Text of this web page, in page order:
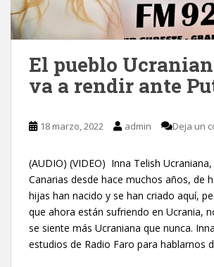
El pueblo
va a rendir ante
18 marzo, 2022 admin Deja un
(AUDIO) (VIDEO) Inna Telish
Canarias desde hace muchos años, de
hijas han nacido y se han criado aquí,
que ahora están sufriendo en Ucrania,
se siente más Ucraniana que nunca.
estudios de Radio Faro para hablarnos